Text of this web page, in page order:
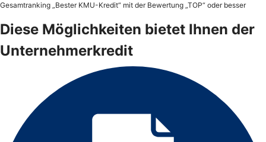
Gesamtranking „Bester KMU-Kredit“ mit der Bewertung „TOP“ oder besser
Diese Möglichkeiten bietet Ihnen der
Unternehmerkredit